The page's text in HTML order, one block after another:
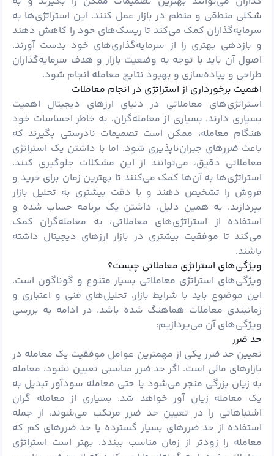
شکلی منطقی و منظم در بازار عمل کنند. این استراتژی‌ها به
سرمایه‌گذاران کمک می‌کند تا ریسک‌های خود را کاهش دهند
و بازدهی بهتری را از سرمایه‌گذاری‌های خود بدست آورند.
اصول آن باید با توجه به وضعیت بازار و هدف سرمایه‌گذاران
طراحی و پیاده‌سازی و بهبود نتایج معامله انجام شود.
اهمیت برخورداری از استراتژی در انجام معاملات
استراتژی‌های معاملاتی در دنیای ارزهای دیجیتال اهمیت
بسیاری دارند. بسیاری از معامله‌گران، به خاطر احساسات خود
هنگام معامله، ممکن است تصمیمات نادرستی بگیرند که
باعث ضررهای جبران‌ناپذیری شود. اما با داشتن یک استراتژی
معاملاتی دقیق، می‌توانند از این مشکلات جلوگیری کنند.
استراتژی‌ها به آن‌ها کمک می‌کنند تا بهترین زمان برای خرید و
فروش را تشخیص دهند و با دقت بیشتری به تحلیل بازار
بپردازند. به همین دلیل، داشتن یک برنامه حساب شده و
استفاده از استراتژی‌های معاملاتی، به معامله‌گران کمک
می‌کند تا موفقیت بیشتری در بازار ارزهای دیجیتال داشته
باشند.
ویژگی‌های استراتژی معاملاتی چیست؟
ویژگی‌های استراتژی معاملاتی بسیار متنوع و گوناگون است.
این موضوع باید با شرایط بازار، تحلیل‌های فنی و اعتباری و
زمانبندی معاملات هماهنگ شده باشد. در ادامه به بررسی
ویژگی‌های آن می‌پردازیم:
حد ضرر
تعیین حد ضرر یکی از مهمترین عوامل موفقیت یک معامله در
بازارهای مالی است. اگر حد ضرر مناسبی تعیین نشود، معامله
به زیان بزرگی منجر می‌شود یا حتی معامله سودآور تبدیل به
یک معامله زیان آور خواهد شد. بسیاری از معامله گران
اشتباهاتی را در تعیین حد ضرر مرتکب می‌شوند، از جمله
استفاده از حد ضررهای بسیار گسترده یا حد ضررهای کم که
معامله را زودتر از زمان مناسب ببندد. بهتر است استراتژی